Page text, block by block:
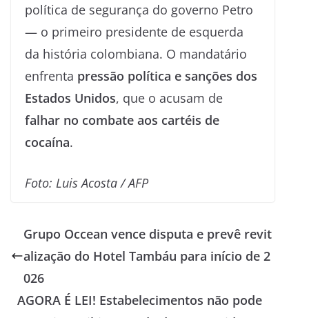
política de segurança do governo Petro
— o primeiro presidente de esquerda
da história colombiana. O mandatário
enfrenta pressão política e sanções dos
Estados Unidos, que o acusam de
falhar no combate aos cartéis de
cocaína.
Foto: Luis Acosta / AFP
Grupo Occean vence disputa e prevê revit
alização do Hotel Tambáu para início de 2
026
AGORA É LEI! Estabelecimentos não pode